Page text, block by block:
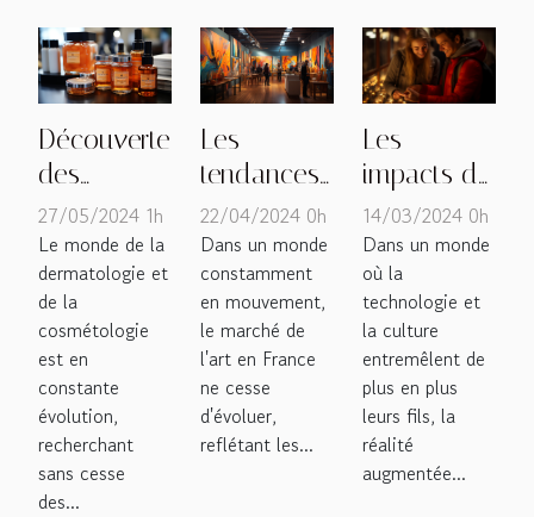
Découverte
des
bienfaits du
silicium
dans les
soins de la
peau et de
la beauté
27/05/2024 1h
Le monde de la
dermatologie et
de la
cosmétologie
est en
constante
évolution,
recherchant
sans cesse
des...
Les
tendances
actuelles
du marché
de l'art en
France
22/04/2024 0h
Dans un monde
constamment
en mouvement,
le marché de
l'art en France
ne cesse
d'évoluer,
reflétant les...
Les
impacts de
la réalité
augmentée
dans les
musées
français et
l'évolution
de
l'expérience
culturelle
14/03/2024 0h
Dans un monde
où la
technologie et
la culture
entremêlent de
plus en plus
leurs fils, la
réalité
augmentée...